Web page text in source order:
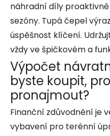
náhradní díly
sezóny. Tupá čepel
úspěšnost klíčení.
vždy ve špičkovém a
Výpočet
byste koupit,
pronajmout?
Finanční zdůvodnění je
vybavení pro terénní